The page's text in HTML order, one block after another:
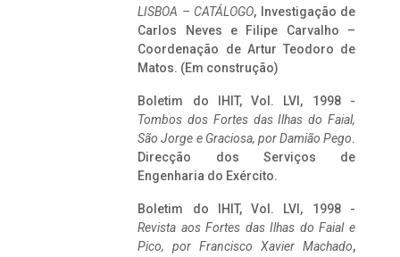
LISBOA – CATÁLOGO, Investigação de
Carlos Neves e Filipe Carvalho –
Coordenação de Artur Teodoro de
Matos. (Em construção)
Boletim do IHIT, Vol. LVI, 1998 -
Tombos dos Fortes das Ilhas do Faial,
São Jorge e Graciosa, por Damião Pego.
Direcção dos Serviços de
Engenharia do Exército.
Boletim do IHIT, Vol. LVI, 1998 -
Revista aos Fortes das Ilhas do Faial e
Pico, por Francisco Xavier Machado,